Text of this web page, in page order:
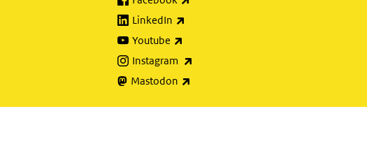
LinkedIn
Youtube
Instagram
Mastodon